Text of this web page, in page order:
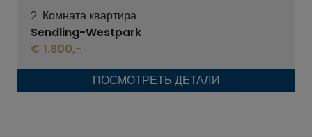
2-Комната квартира
Sendling-Westpark
€ 1.800,-
ПОСМОТРЕТЬ ДЕТАЛИ